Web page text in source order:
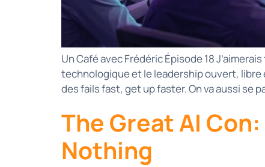
Un Café avec Frédéric Épisode 18
technologique et le leadership ouvert, libre
des fails fast, get up faster. On va aussi se
The Great AI
Nothing